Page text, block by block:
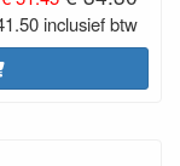
inclusief btw